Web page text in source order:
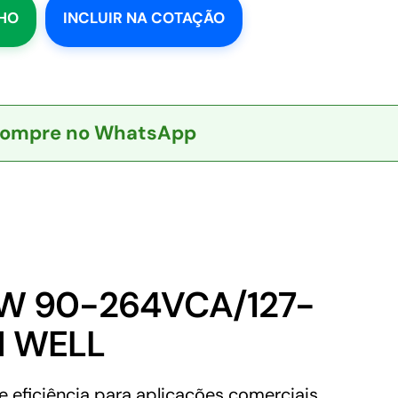
INCLUIR NA COTAÇÃO
no WhatsApp
90-264VCA/127-